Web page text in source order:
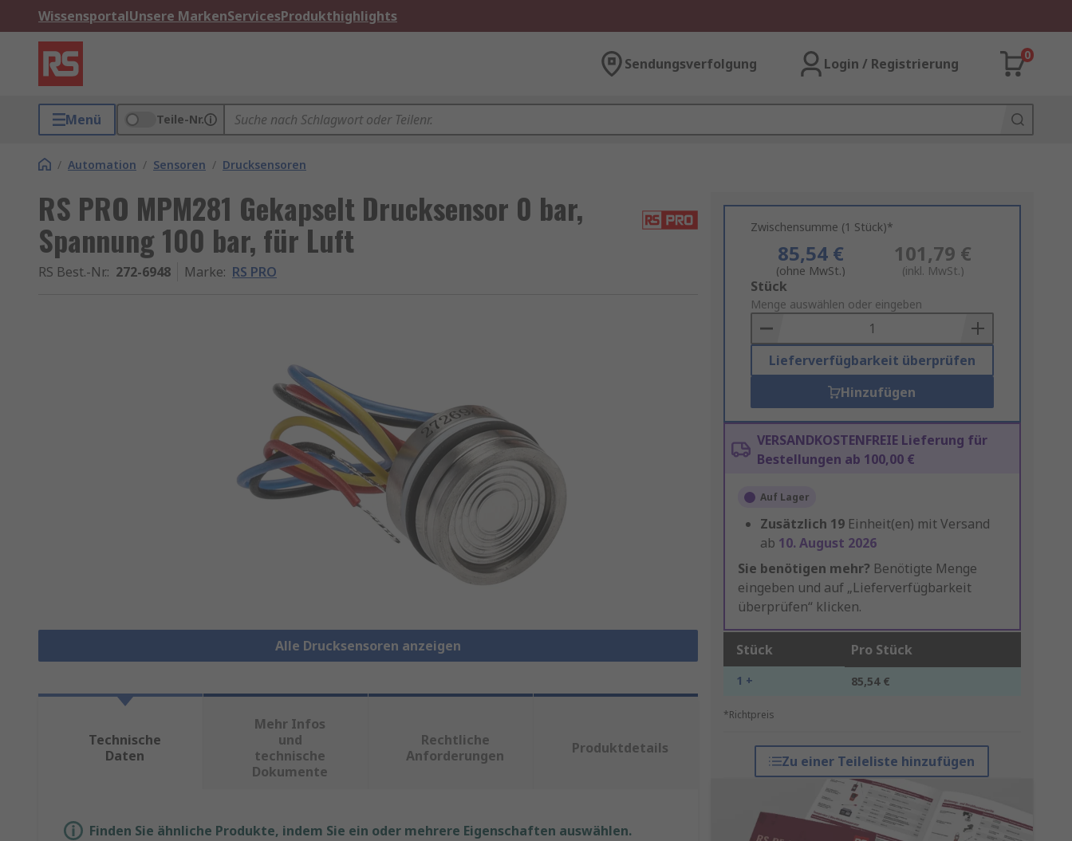
WissensportalUnsere MarkenServicesProdukthighlights
Sendungsverfolgung Login / Registrierung
0
Menü Teile-Nr.
/ Automation / Sensoren / Drucksensoren
RS PRO MPM281 Gekapselt Drucksensor 0 bar,
Spannung 100 bar, für Luft
RS Best.-Nr.: 272-6948 Marke: RS PRO
Alle Drucksensoren anzeigen
Zwischensumme (1 Stück)*
85,54 €
(ohne MwSt.)
101,79 €
(inkl. MwSt.)
Add
to
Basket
Stück
Menge auswählen oder eingeben
Lieferverfügbarkeit überprüfen
Hinzufügen
VERSANDKOSTENFREIE Lieferung für
Bestellungen ab 100,00 €
Auf Lager
Zusätzlich 19 Einheit(en) mit Versand
ab 10. August 2026
Sie benötigen mehr? Benötigte Menge
eingeben und auf „Lieferverfügbarkeit
überprüfen“ klicken.
Stück Pro Stück
1 + 85,54 €
*Richtpreis
Zu einer Teileliste hinzufügen
Technische
Daten
Mehr Infos
und
technische
Dokumente
Rechtliche
Anforderungen
Produktdetails
Finden Sie ähnliche Produkte, indem Sie ein oder mehrere Eigenschaften auswählen.